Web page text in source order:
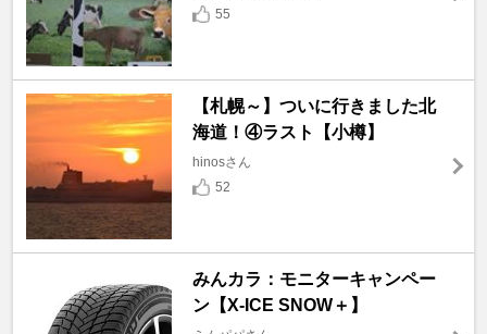
55
【札幌～】ついに行きました北
海道！④ラスト【小樽】
hinosさん
52
みんカラ：モニターキャンペー
ン【X-ICE SNOW＋】